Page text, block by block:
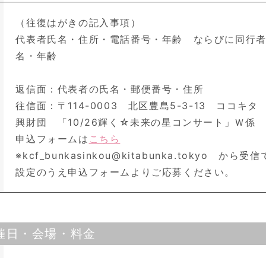
（往復はがきの記入事項）
代表者氏名・住所・電話番号・年齢 ならびに同行
名・年齢
返信面：代表者の氏名・郵便番号・住所
往信面：〒114-0003 北区豊島5-3-13 ココキタ
興財団 「10/26輝く☆未来の星コンサート」Ｗ係
申込フォームは こちら
※kcf_bunkasinkou@kitabunka.tokyo から受信で
設定のうえ申込フォームよりご応募ください。
日・会場・料金